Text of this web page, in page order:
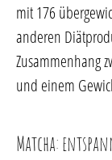
mit 176
anderen
Zusammenhang
und einem
Matcha: